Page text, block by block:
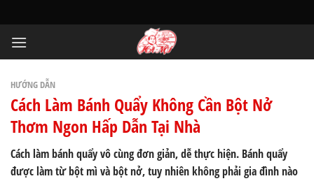
to
content
HƯỚNG DẪN
Cách Làm Bánh Quẩy Không Cần Bột Nở
Thơm Ngon Hấp Dẫn Tại Nhà
Cách làm bánh quẩy vô cùng đơn giản, dễ thực hiện. Bánh quẩy
được làm từ bột mì và bột nở, tuy nhiên không phải gia đình nào